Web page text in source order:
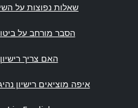
שאלות נפוצות על
הסבר מורחב על
האם צריך
איפה מוציאים רישיון